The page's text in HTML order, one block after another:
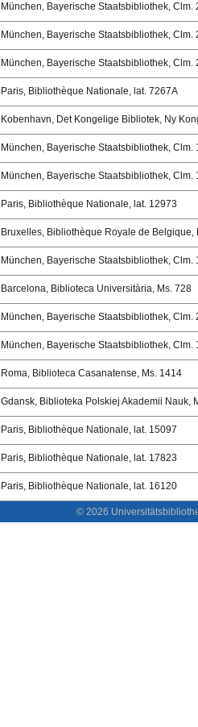
München, Bayerische Staatsbibliothek, Clm.
München, Bayerische Staatsbibliothek, Clm.
München, Bayerische Staatsbibliothek, Clm.
Paris, Bibliothèque Nationale, lat. 7267A
Kobenhavn, Det Kongelige Bibliotek, Ny
München, Bayerische Staatsbibliothek, Clm.
München, Bayerische Staatsbibliothek, Clm.
Paris, Bibliothèque Nationale, lat. 12973
Bruxelles, Bibliothèque Royale de Belgique,
München, Bayerische Staatsbibliothek, Clm.
Barcelona, Biblioteca Universitària, Ms. 728
München, Bayerische Staatsbibliothek, Clm.
München, Bayerische Staatsbibliothek, Clm.
Roma, Biblioteca Casanatense, Ms. 1414
Gdansk, Biblioteka Polskiej Akademii Nauk,
Paris, Bibliothèque Nationale, lat. 15097
Paris, Bibliothèque Nationale, lat. 17823
Paris, Bibliothèque Nationale, lat. 16120
© 2026